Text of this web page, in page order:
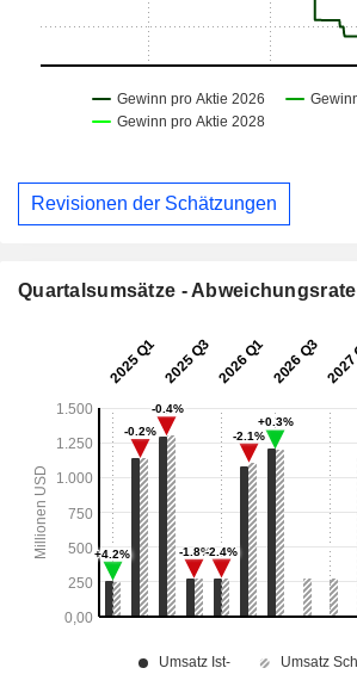
Revisionen der Schätzungen
Quartalsumsätze - Abweichungsrate